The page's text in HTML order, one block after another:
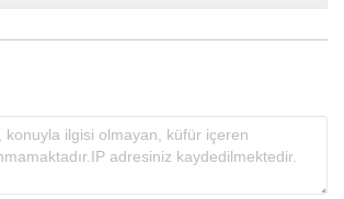
almakta, haber akışı...